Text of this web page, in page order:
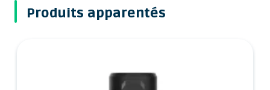
Produits apparentés